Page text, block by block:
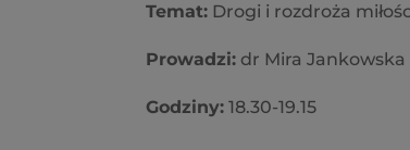
Temat: Drogi i rozdroża
Prowadzi: dr Mira Jankowska
Godziny: 18.30-19.15